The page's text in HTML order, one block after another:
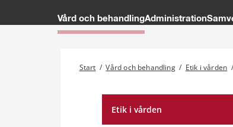
Vård och behandlingAdministration
Start / Vård och behandling / Etik i vården /
Etik i vården